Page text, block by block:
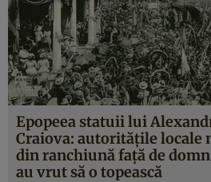
Epopeea statuii lui
Craiova: autoritățile locale
din ranchiună față de
au vrut să o topească